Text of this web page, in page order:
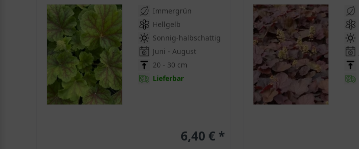
Immergrün
Hellgelb
Sonnig-halbschattig
Juni - August
20 - 30 cm
Lieferbar
6,40 € *